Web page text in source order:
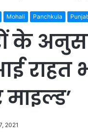
Mohali Panchkula
के
राहत
2021